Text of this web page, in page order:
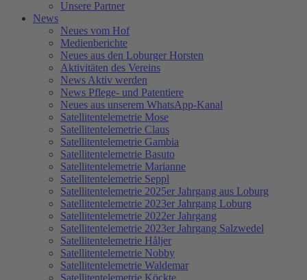
Unsere Partner
News
Neues vom Hof
Medienberichte
Neues aus den Loburger Horsten
Aktivitäten des Vereins
News Aktiv werden
News Pflege- und Patentiere
Neues aus unserem WhatsApp-Kanal
Satellitentelemetrie Mose
Satellitentelemetrie Claus
Satellitentelemetrie Gambia
Satellitentelemetrie Basuto
Satellitentelemetrie Marianne
Satellitentelemetrie Seppl
Satellitentelemetrie 2025er Jahrgang aus Loburg
Satellitentelemetrie 2023er Jahrgang Loburg
Satellitentelemetrie 2022er Jahrgang
Satellitentelemetrie 2023er Jahrgang Salzwedel
Satellitentelemetrie Håljer
Satellitentelemetrie Nobby
Satellitentelemetrie Waldemar
Satellitentelemetrie Köckte